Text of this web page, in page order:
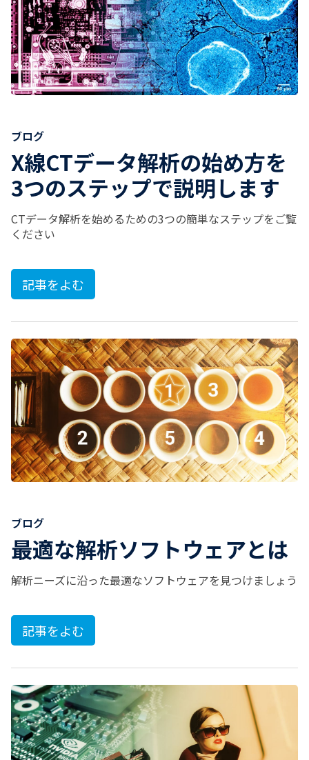
ブログ
X線CTデータ解析の始め方を
3つのステップで説明します
CTデータ解析を始めるための3つの簡単なステップをご覧
ください
記事をよむ
ブログ
最適な解析ソフトウェアとは
解析ニーズに沿った最適なソフトウェアを見つけましょう
記事をよむ